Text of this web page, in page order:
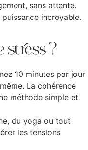
sans attente.
incroyable.
?
10 minutes par jour
La cohérence
méthode simple et
du yoga ou tout
les tensions